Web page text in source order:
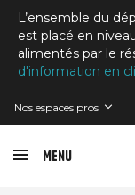
L’ensemble du
est placé en
alimentés par le
d'information en
Nos espaces pros
Menu